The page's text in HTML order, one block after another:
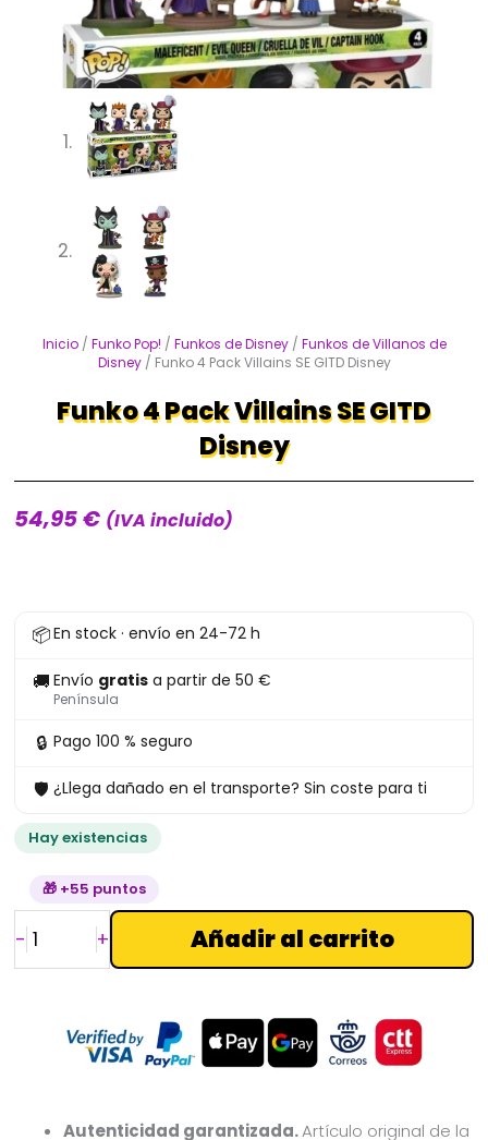
Inicio/ Funko Pop! / Funkos de Disney/ Funkos de Villanos de
Disney/ Funko 4 Pack Villains SE GITD Disney
Funko 4 Pack Villains SE GITD
Disney
54,95€ (IVA incluido)
📦En stock · envío en 24-72 h
🚚 Envío gratis a partir de 50 €
Península
🔒 Pago 100 % seguro
🛡 ¿Llega dañado en el transporte? Sin coste para ti
Hay existencias
🎁 +55 puntos
-
4
Pack
Villains
SE
Disney
cantidad
+ Añadir al carrito
Autenticidad garantizada.Artículo original de la